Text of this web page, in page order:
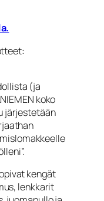
(ja
koko
järjestetään
kengät
lenkkarit